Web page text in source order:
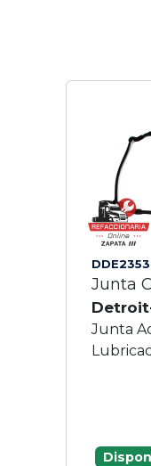
Junta
Junta